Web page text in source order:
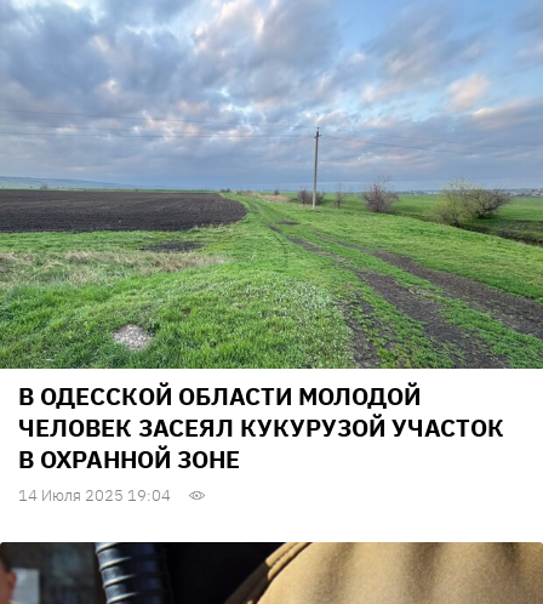
В ОДЕССКОЙ ОБЛАСТИ МОЛОДОЙ
ЧЕЛОВЕК ЗАСЕЯЛ КУКУРУЗОЙ УЧАСТОК
В ОХРАННОЙ ЗОНЕ
14 Июля 2025 19:04